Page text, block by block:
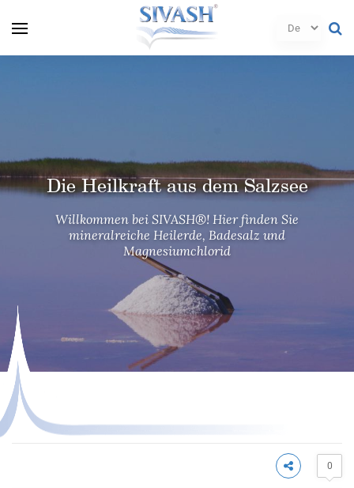
Willkommen bei SIVASH®! Hier finden Sie
mineralreiche Heilerde, Badesalz und
Magnesiumchlorid
Die Heilkraft aus dem Salzsee
Willkommen bei SIVASH®! Hier finden Sie
mineralreiche Heilerde, Badesalz und
Magnesiumchlorid
Die Heilkraft aus dem Salzsee
Willkommen bei SIVASH®! Hier finden Sie
mineralreiche Heilerde, Badesalz und
Magnesiumchlorid
Die Heilkraft aus dem Salzsee
0